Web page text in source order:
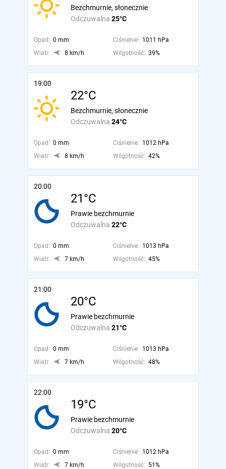
Odczuwalna 25°C
Bezchmurnie, słonecznie
Opad: 0 mm Ciśnienie: 1011 hPa
Wiatr:
8 km/h Wilgotność: 39%
19:00
22°C
Odczuwalna 24°C
Bezchmurnie, słonecznie
Opad: 0 mm Ciśnienie: 1012 hPa
Wiatr:
8 km/h Wilgotność: 42%
20:00
21°C
Odczuwalna 22°C
Prawie bezchmurnie
Opad: 0 mm Ciśnienie: 1013 hPa
Wiatr:
7 km/h Wilgotność: 45%
21:00
20°C
Odczuwalna 21°C
Prawie bezchmurnie
Opad: 0 mm Ciśnienie: 1013 hPa
Wiatr:
7 km/h Wilgotność: 48%
22:00
19°C
Odczuwalna 20°C
Prawie bezchmurnie
Opad: 0 mm Ciśnienie: 1012 hPa
Wiatr:
7 km/h Wilgotność: 51%